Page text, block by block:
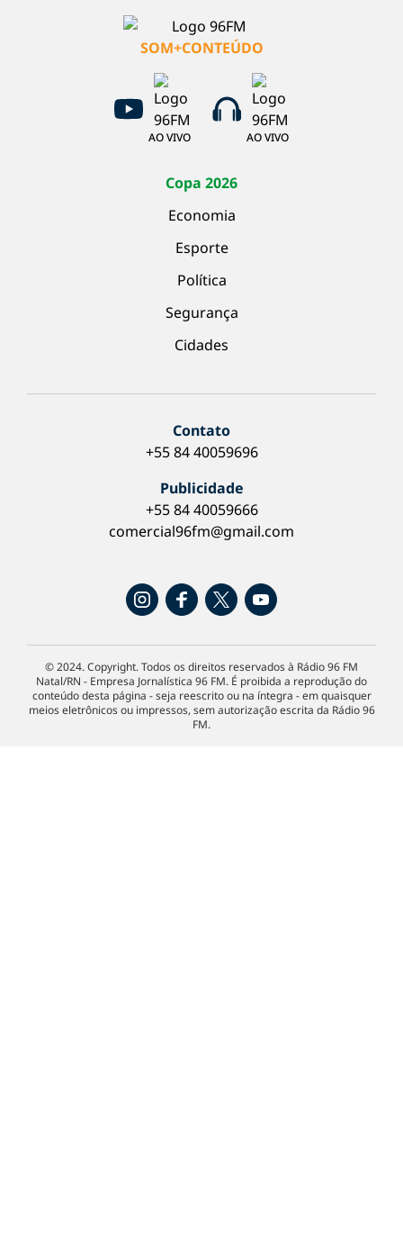
SOM+CONTEÚDO
AO VIVO AO VIVO
Copa 2026
Economia
Esporte
Política
Segurança
Cidades
Contato
+55 84 40059696
Publicidade
+55 84 40059666
comercial96fm@gmail.com
© 2024. Copyright. Todos os direitos reservados à Rádio 96 FM
Natal/RN - Empresa Jornalística 96 FM. É proibida a reprodução do
conteúdo desta página - seja reescrito ou na íntegra - em quaisquer
meios eletrônicos ou impressos, sem autorização escrita da Rádio 96
FM.